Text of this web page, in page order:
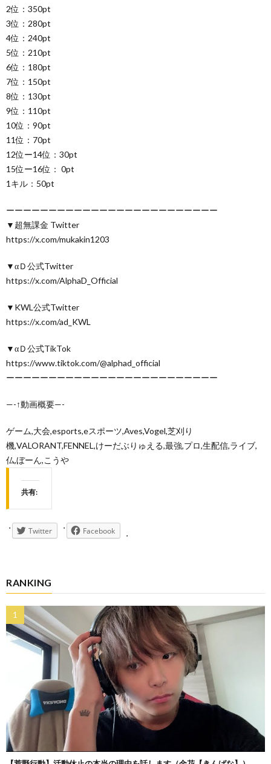
2位：350pt
3位：280pt
4位：240pt
5位：210pt
6位：180pt
7位：150pt
8位：130pt
9位：110pt
10位：90pt
11位：70pt
12位ー14位：30pt
15位ー16位： 0pt
1キル：50pt
ーーーーーーーーーーーーーーーーーーーーーーーーー
▼超無課金 Twitter
https://x.com/mukakin1203
▼αＤ公式Twitter
https://x.com/AlphaD_Official
▼KWL公式Twitter
https://x.com/ad_KWL
▼αＤ公式TikTok
https://www.tiktok.com/@alphad_official
ーーーーーーーーーーーーーーーーーーーーーーーーー
—-↑動画概要—-
ゲーム,大会,esports,eスポーツ,Aves,Vogel,芝刈り
機,VALORANT,FENNEL,けーだぶりゅえる,最強,プロ,生配信,ライブ,
仏,ぼーん,こうや
共有:
Twitter Facebook
RANKING